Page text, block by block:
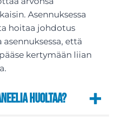
Asennuksessa
hoitaa johdotus
että
kertymään liian
huoltaa?